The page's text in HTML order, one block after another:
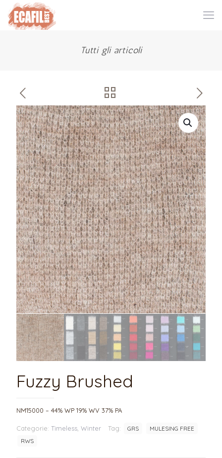
Tutti gli articoli
Fuzzy Brushed
NM15000 – 44% WP 19% WV 37% PA
Categorie: Timeless Winter Tag: GRS
MULESING FREE
RWS